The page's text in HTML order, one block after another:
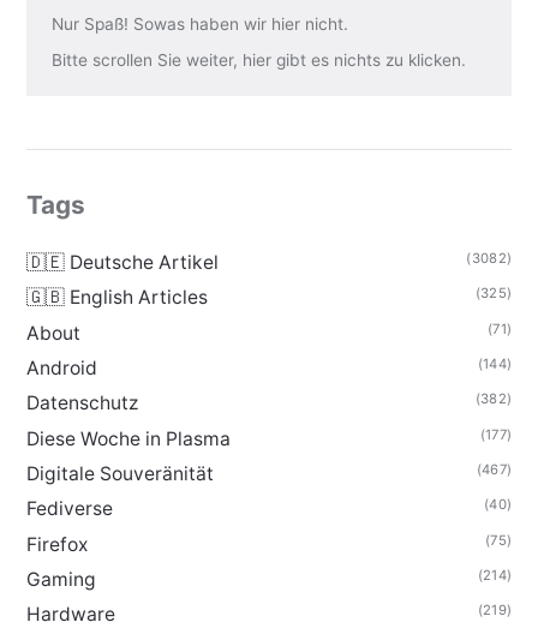
Nur Spaß! Sowas haben wir hier nicht.
Bitte scrollen Sie weiter, hier gibt es nichts zu klicken.
Tags
🇩🇪 Deutsche Artikel (3082)
🇬🇧 English Articles (325)
About (71)
Android (144)
Datenschutz (382)
Diese Woche in Plasma (177)
Digitale Souveränität (467)
Fediverse (40)
Firefox (75)
Gaming (214)
Hardware (219)